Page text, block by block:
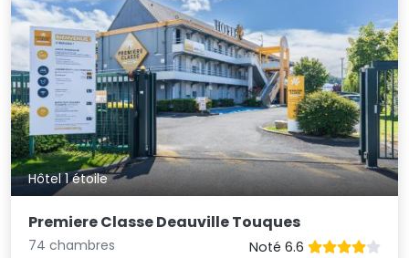
Hôtel 1 étoile
Premiere Classe Deauville Touques
74 chambres
Noté 6.6